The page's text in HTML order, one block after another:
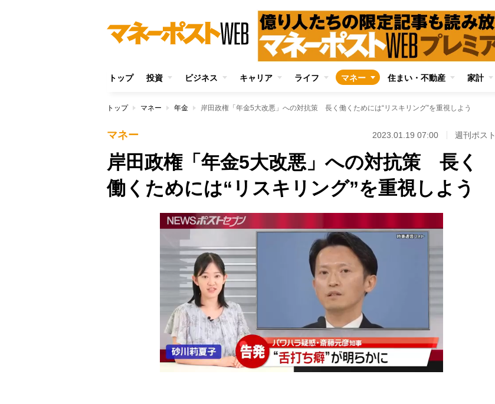
トップ 投資 ビジネス キャリア ライフ マネー 住まい・不動産 家計
トップ マネー 年金 岸田政権「年金5大改悪」への対抗策 長く働くためには“リスキリング”を重視しよう
マネー 2023.01.19 07:00 週刊ポスト
岸田政権「年金5大改悪」への対抗策 長く
働くためには“リスキリング”を重視しよう